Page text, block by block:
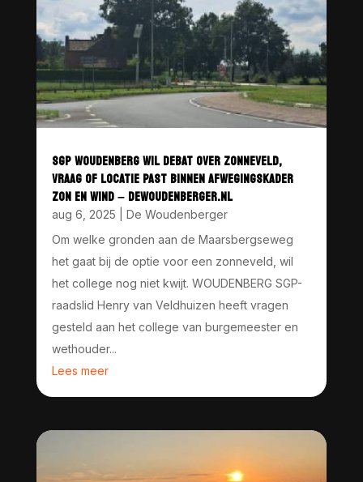
SGP WOUDENBERG WIL DEBAT OVER ZONNEVELD,
VRAAG OF LOCATIE PAST BINNEN AFWEGINGSKADER
ZON EN WIND – DEWOUDENBERGER.NL
aug 6, 2025
De Woudenberger
Om welke gronden aan de Maarsbergseweg
het gaat bij de optie voor een zonneveld, wil
het college nog niet kwijt. WOUDENBERG SGP-
raadslid Henry van Veldhuizen heeft vragen
gesteld aan het college van burgemeester en
wethouder...
Lees meer